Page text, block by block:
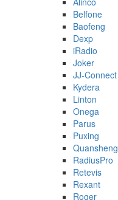
Belfone
Baofeng
Dexp
iRadio
Joker
JJ-Connect
Kydera
Linton
Onega
Parus
Puxing
Quansheng
RadiusPro
Retevis
Rexant
Roger